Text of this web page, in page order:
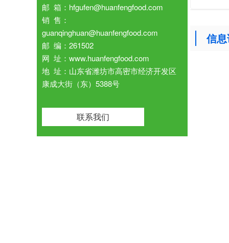
邮 箱：hfgufen@huanfengfood.com
销 售：
guanqinghuan@huanfengfood.com
邮 编：261502
网 址：www.huanfengfood.com
地 址：山东省潍坊市高密市经济开发区
康成大街（东）5388号
联系我们
信